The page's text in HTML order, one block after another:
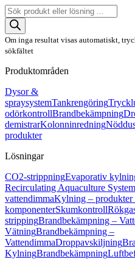
Produktsökning
Om inga resultat visas automatiskt,
sökfältet
Produktområden
Dysor &
spraysystemTankrengöring
odörkontrollBrandbekämpning
demistrarKolonninredning
produkter
Lösningar
CO2-strippningEvaporativ
Recirculating Aquaculture
vattendimmaKylning – produkter
komponenterSkumkontroll
strippingBrandbekämpning –
VätningBrandbekämpning –
VattendimmaDroppavskiljning
KylningBrandbekämpning